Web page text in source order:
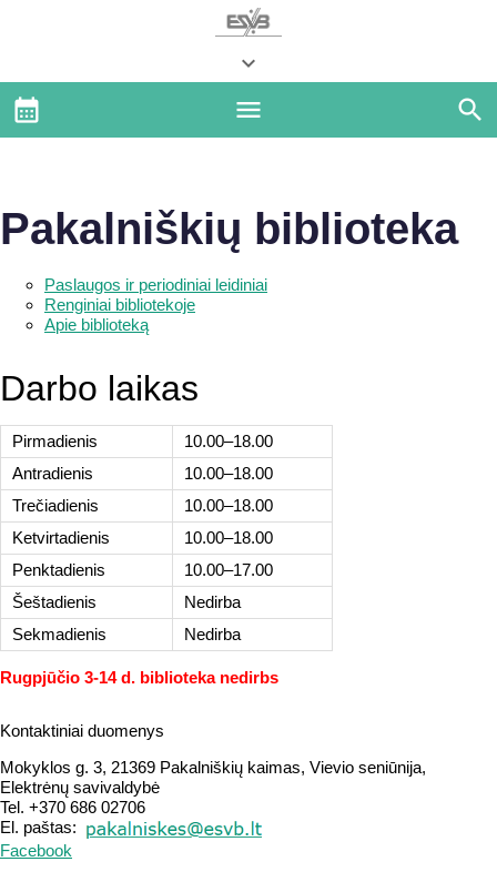
Pakalniškių biblioteka
Paslaugos ir periodiniai leidiniai
Renginiai bibliotekoje
Apie biblioteką
Darbo laikas
Pirmadienis
10.00–18.00
Antradienis
10.00–18.00
Trečiadienis
10.00–18.00
Ketvirtadienis
10.00–18.00
Penktadienis
10.00–17.00
Šeštadienis
Nedirba
Sekmadienis
Nedirba
Rugpjūčio 3-14 d. biblioteka nedirbs
Kontaktiniai duomenys
Mokyklos g. 3, 21369 Pakalniškių kaimas, Vievio seniūnija,
Elektrėnų savivaldybė
Tel. +370 686 02706
El. paštas:
Facebook